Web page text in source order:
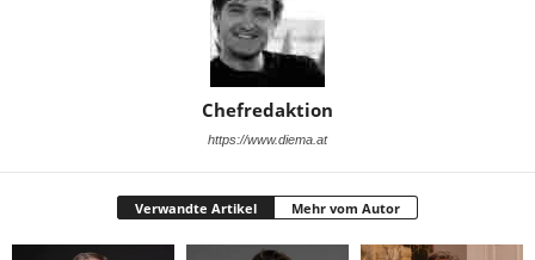
Chefredaktion
https://www.diema.at
Verwandte Artikel Mehr vom Autor